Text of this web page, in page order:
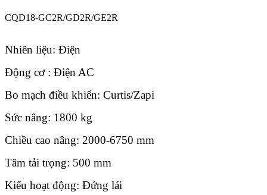
CQD18-GC2R/GD2R/GE2R
Nhiên liệu: Điện
Động cơ : Điện AC
Bo mạch điều khiển: Curtis/Zapi
Sức nâng: 1800 kg
Chiều cao nâng: 2000-6750 mm
Tâm tải trọng: 500 mm
Kiểu hoạt động: Đứng lái